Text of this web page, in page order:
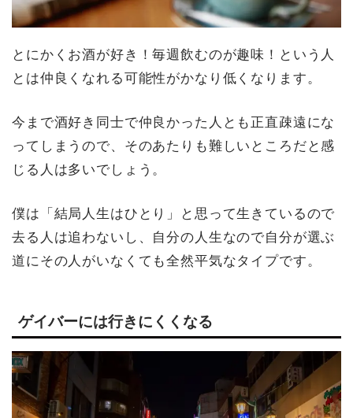
とにかくお酒が好き！毎週飲むのが趣味！という人
とは仲良くなれる可能性がかなり低くなります。
今まで酒好き同士で仲良かった人とも正直疎遠にな
ってしまうので、そのあたりも難しいところだと感
じる人は多いでしょう。
僕は「結局人生はひとり」と思って生きているので
去る人は追わないし、自分の人生なので自分が選ぶ
道にその人がいなくても全然平気なタイプです。
ゲイバーには行きにくくなる